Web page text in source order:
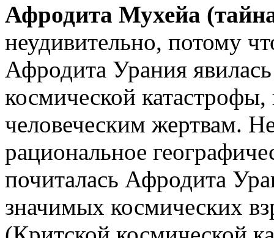
Афродита Мухейа
неудивительно, потому
Афродита Урания
космической
человеческим жертвам.
рациональное
почиталась Афродита
значимых космических